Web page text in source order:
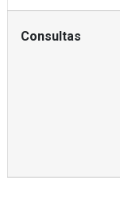
Consultas